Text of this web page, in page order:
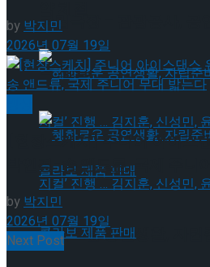
혜화로운 공연생활, 자립
국립극장 – 관광공사, 공
약 체결
by박지민
2026년 07월 19일
[현장스케치] 주니어 아이스
박인경-송 앤드류, 국제 주니
by박지민
2026년 07월 19일
Next Post